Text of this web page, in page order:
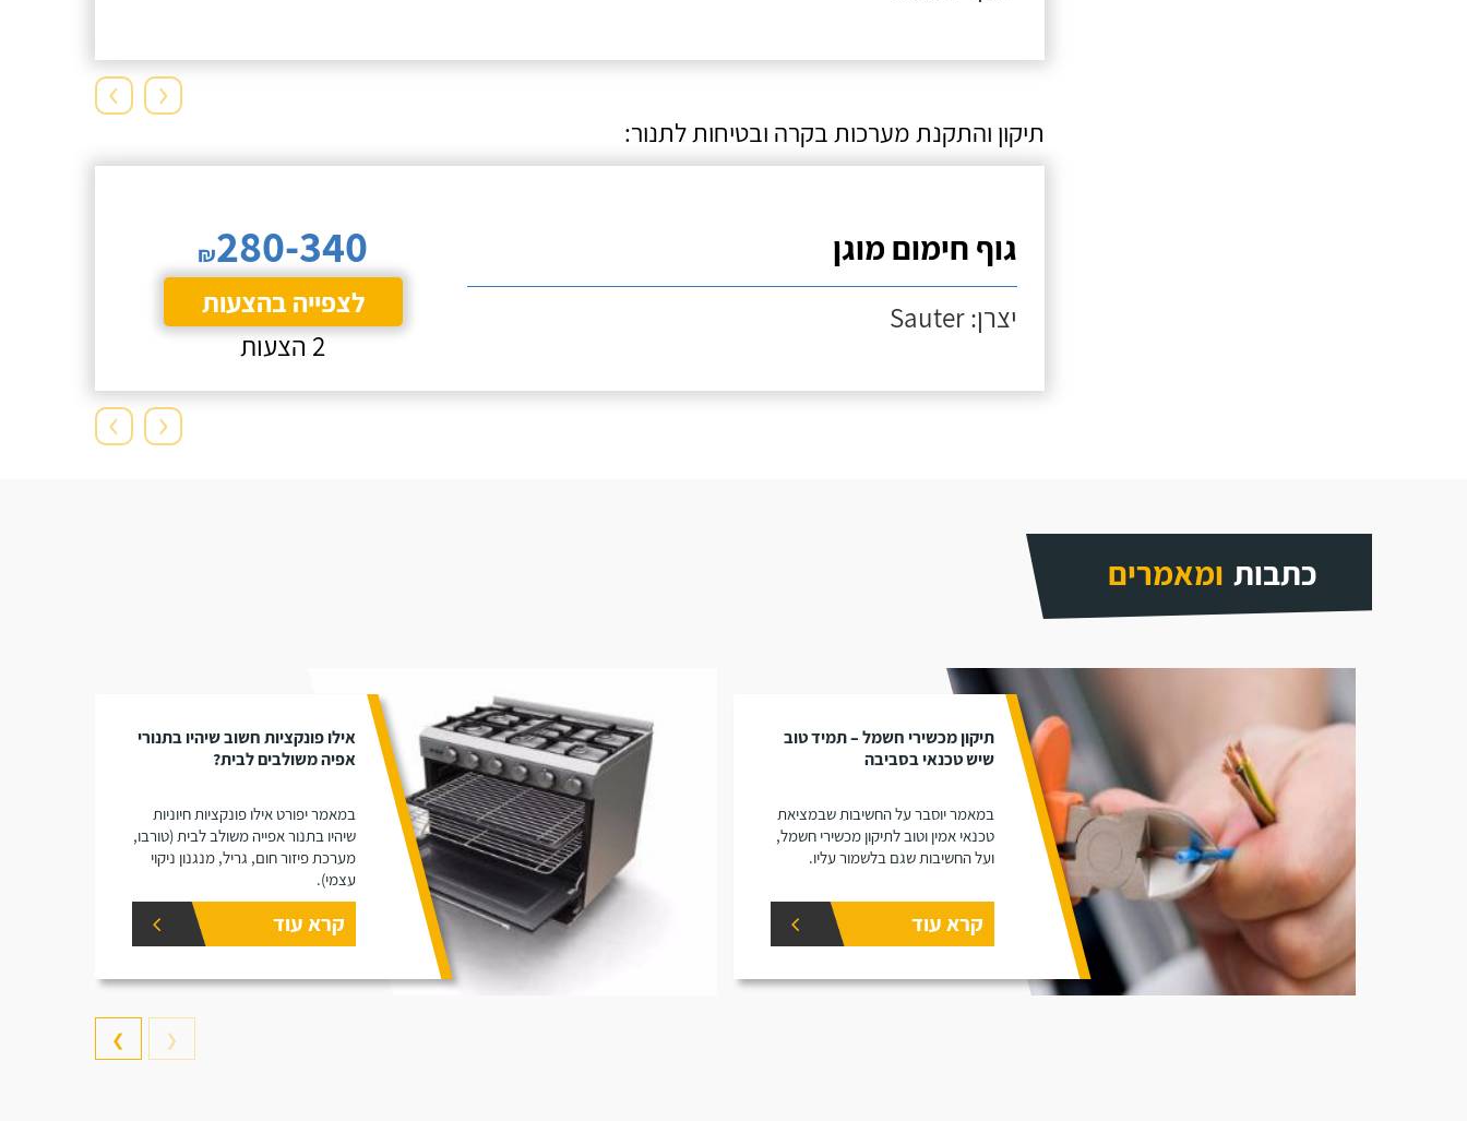
› ‹
תיקון והתקנת מערכות בקרה ובטיחות לתנור:
גוף חימום מוגן
יצרן: Sauter
₪280-340
לצפייה בהצעות
2 הצעות
› ‹
כתבות ומאמרים
תיקון מכשירי חשמל – תמיד טוב
שיש טכנאי בסביבה
במאמר יוסבר על החשיבות שבמציאת
טכנאי אמין וטוב לתיקון מכשירי חשמל,
ועל החשיבות שגם בלשמור עליו.
קרא עוד
אילו פונקציות חשוב שיהיו בתנורי
אפיה משולבים לבית?
במאמר יפורט אילו פונקציות חיוניות
שיהיו בתנור אפייה משולב לבית (טורבו,
מערכת פיזור חום, גריל, מנגנון ניקוי
עצמי).
קרא עוד
❮
❯